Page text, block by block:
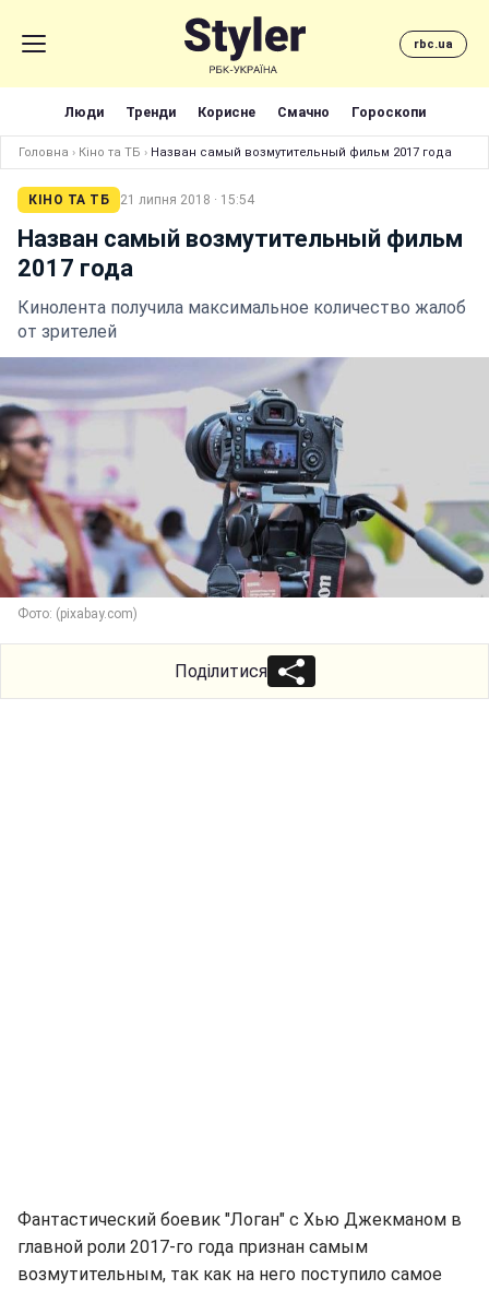
rbc.ua
Люди Тренди Корисне Смачно Гороскопи
Головна › Кіно та ТБ › Назван самый возмутительный фильм 2017 года
КІНО ТА ТБ 21 липня 2018 · 15:54
Назван самый возмутительный фильм
2017 года
Кинолента получила максимальное количество жалоб
от зрителей
Фото: (pixabay.com)
Поділитися
Фантастический боевик "Логан" с Хью Джекманом в
главной роли 2017-го года признан самым
возмутительным, так как на него поступило самое